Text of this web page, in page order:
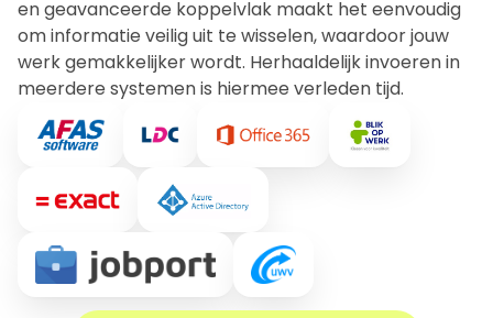
en geavanceerde koppelvlak maakt het eenvoudig
om informatie veilig uit te wisselen, waardoor jouw
werk gemakkelijker wordt. Herhaaldelijkinvoeren in
meerdere systemen is hiermee verleden tijd.